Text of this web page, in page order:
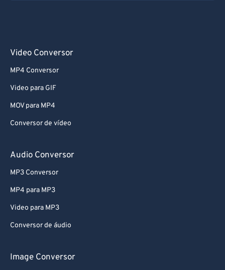
Video Conversor
MP4 Conversor
Video para GIF
MOV para MP4
Conversor de vídeo
Audio Conversor
MP3 Conversor
MP4 para MP3
Video para MP3
Conversor de áudio
Image Conversor